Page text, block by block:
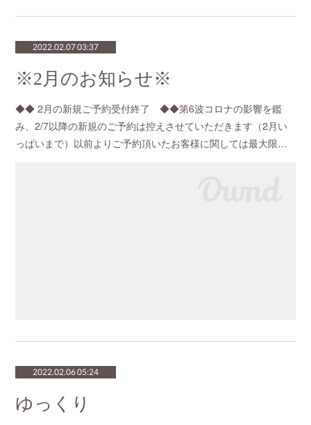
2022.02.07 03:37
※2月のお知らせ※
◆◆ 2月の新規ご予約受付終了 ◆◆第6波コロナの影響を鑑
み、2/7以降の新規のご予約は控えさせていただきます（2月い
っぱいまで）以前よりご予約頂いたお客様に関しては最大限…
2022.02.06 05:24
ゆっくり